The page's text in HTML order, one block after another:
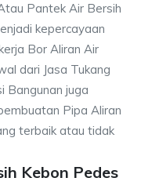
Pantek Air Bersih
kepercayaan
Bor Aliran Air
dari Jasa Tukang
Bangunan juga
Pipa Aliran
terbaik atau tidak
Kebon Pedes